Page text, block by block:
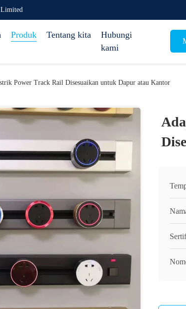
Limited
Produk Tentang kita
Hubungi
kami
Power Track Rail Disesuaikan untuk Dapur atau Kantor